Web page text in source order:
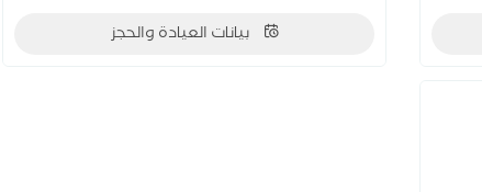
بيانات العيادة والحجز